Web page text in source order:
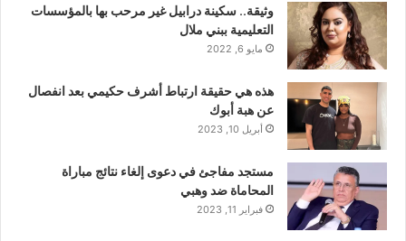
وثيقة.. سكينة درابيل غير مرحب بها بالمؤسسات
التعليمية ببني ملال
مايو 6, 2022
هذه هي حقيقة ارتباط أشرف حكيمي بعد انفصال
عن هبة أبوك
أبريل 10, 2023
مستجد مفاجئ في دعوى إلغاء نتائج مباراة
المحاماة ضد وهبي
فبراير 11, 2023